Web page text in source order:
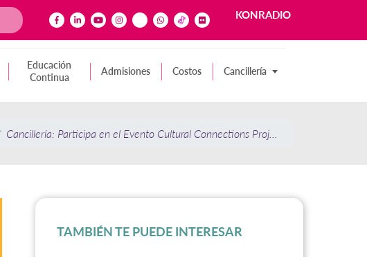
KONRADIO
Educación
Continua
Admisiones Costos Cancillería
Cancillería: Participa en el Evento Cultural Connections Project
TAMBIÉN TE PUEDE INTERESAR